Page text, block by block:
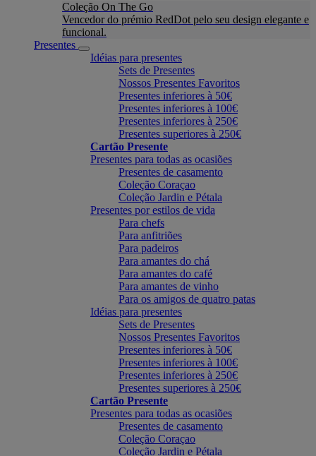
Coleção On The Go
Vencedor do prémio RedDot pelo seu design elegante e
funcional.
Presentes
Idéias para presentes
Sets de Presentes
Nossos Presentes Favoritos
Presentes inferiores à 50€
Presentes inferiores à 100€
Presentes inferiores à 250€
Presentes superiores à 250€
Cartão Presente
Presentes para todas as ocasiões
Presentes de casamento
Coleção Coraçao
Coleção Jardin e Pétala
Presentes por estilos de vida
Para chefs
Para anfitriões
Para padeiros
Para amantes do chá
Para amantes do café
Para amantes de vinho
Para os amigos de quatro patas
Idéias para presentes
Sets de Presentes
Nossos Presentes Favoritos
Presentes inferiores à 50€
Presentes inferiores à 100€
Presentes inferiores à 250€
Presentes superiores à 250€
Cartão Presente
Presentes para todas as ocasiões
Presentes de casamento
Coleção Coraçao
Coleção Jardin e Pétala